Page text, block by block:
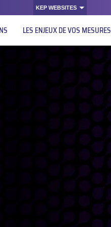
KEP WEBSITES
LES ENJEUX DE VOS MESURES